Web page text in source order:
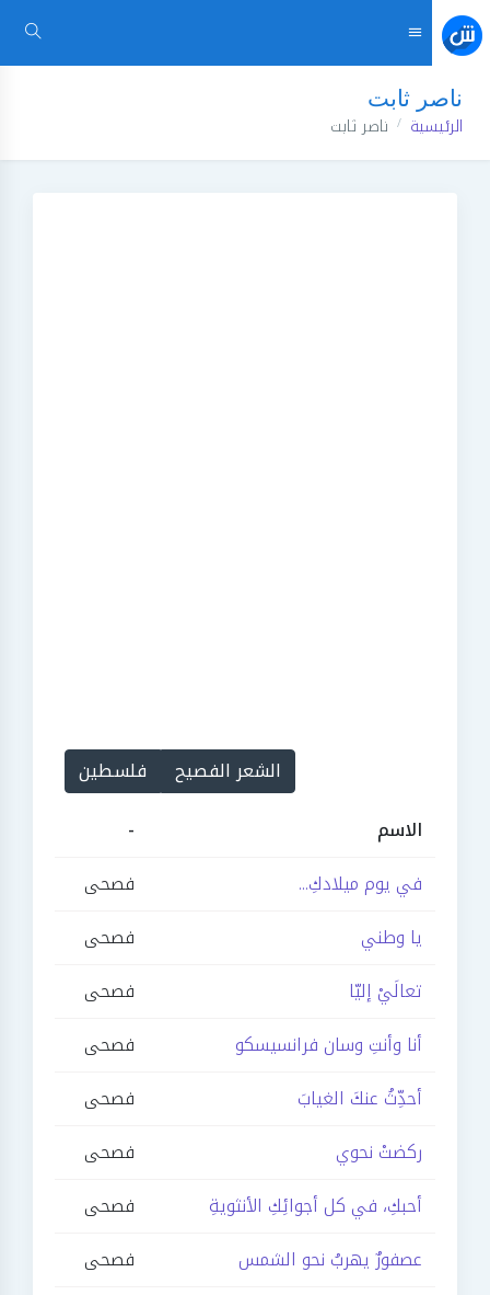
ناصر ثابت
الرئيسية ناصر ثابت
الشعر الفصيح
فلسطين
الاسم
-
في يوم ميلادكِ...
فصحى
يا وطني
فصحى
تعالَيْ إليّا
فصحى
أنا وأنتِ وسان فرانسيسكو
فصحى
أحدِّثُ عنكَ الغيابَ
فصحى
ركضتْ نحوي
فصحى
أحبكِ، في كل أجوائِكِ الأنثويةِ
فصحى
عصفورٌ يهربُ نحو الشمس
فصحى